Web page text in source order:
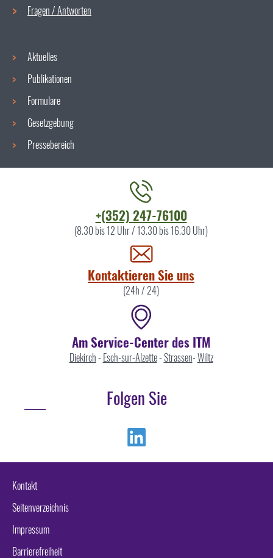
Fragen / Antworten
Aktuelles
Publikationen
Formulare
Gesetzgebung
Pressebereich
+(352) 247-76100
(8.30 bis 12 Uhr / 13.30 bis 16.30 Uhr)
Kontaktieren Sie uns
(24h / 24)
Am Service-Center des ITM
Diekirch- Esch-sur-Alzette-Strassen-Wiltz
Folgen Sie
Kontakt
Seitenverzeichnis
Impressum
Barrierefreiheit